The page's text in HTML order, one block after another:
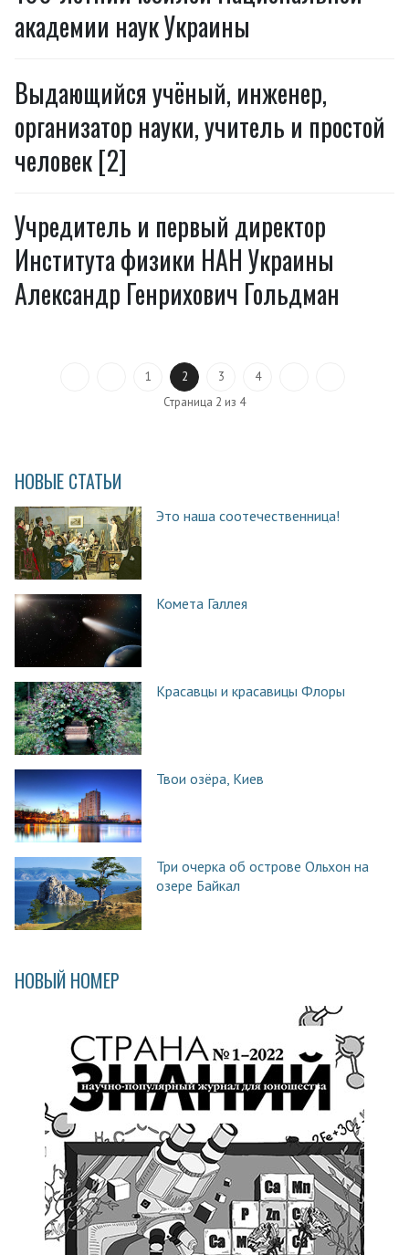
академии наук Украины
Выдающийся учёный, инженер,
организатор науки, учитель и простой
человек [2]
Учредитель и первый директор
Института физики НАН Украины
Александр Генрихович Гольдман
1 2 3
4
Страница 2 из 4
НОВЫЕ СТАТЬИ
Это наша соотечественница!
Комета Галлея
Красавцы и красавицы Флоры
Твои озёра, Киев
Три очерка об острове Ольхон на
озере Байкал
НОВЫЙ НОМЕР